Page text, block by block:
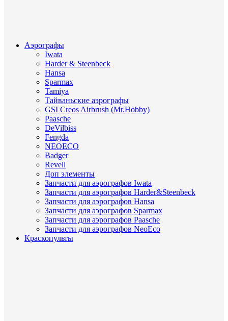
Аэрографы
Iwata
Harder & Steenbeck
Hansa
Sparmax
Tamiya
Тайваньские аэрографы
GSI Creos Airbrush (Mr.Hobby)
Paasche
DeVilbiss
Fengda
NEOECO
Badger
Revell
Доп элементы
Запчасти для аэрографов Iwata
Запчасти для аэрографов Harder&Steenbeck
Запчасти для аэрографов Hansa
Запчасти для аэрографов Sparmax
Запчасти для аэрографов Paasche
Запчасти для аэрографов NeoEco
Краскопульты